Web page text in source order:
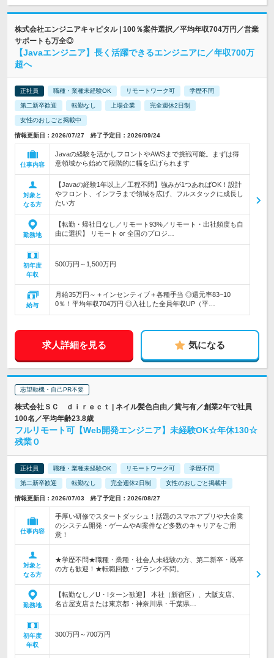
株式会社エンジニアキャピタル | 100％案件選択／平均年収704万円／営業
サポートも万全◎
【Javaエンジニア】長く活躍できるエンジニアに／年収700万
超へ
正社員 職種・業種未経験OK リモートワーク可 学歴不問
第二新卒歓迎 転勤なし 上場企業 完全週休2日制
女性のおしごと掲載中
情報更新日：2026/07/27 終了予定日：2026/09/24
仕事内容
Javaの経験を活かしフロントやAWSまで挑戦可能。まずは得
意領域から始めて段階的に幅を広げられます
対象と
なる方
【Javaの経験1年以上／工程不問】強みが1つあればOK！設計
やフロント、インフラまで領域を広げ、フルスタックに成長し
たい方
勤務地
【転勤・帰社日なし／リモート93%／リモート・出社頻度も自
由に選択】 リモート or 全国のプロジ…
初年度
年収
500万円～1,500万円
給与
月給35万円～＋インセンティブ＋各種手当 ◎還元率83~10
0％！平均年収704万円 ◎入社した全員年収UP（平…
求人詳細を見る 気になる
志望動機・自己PR不要
株式会社ＳＣ ｄｉｒｅｃｔ | ネイル髪色自由／賞与有／創業2年で社員
100名／平均年齢23.8歳
フルリモート可【Web開発エンジニア】未経験OK☆年休130☆
残業０
正社員 職種・業種未経験OK リモートワーク可 学歴不問
第二新卒歓迎 転勤なし 完全週休2日制 女性のおしごと掲載中
情報更新日：2026/07/03 終了予定日：2026/08/27
仕事内容
手厚い研修でスタートダッシュ！話題のスマホアプリや大企業
のシステム開発・ゲームやAI案件など多数のキャリアをご用
意！
対象と
なる方
★学歴不問★職種・業種・社会人未経験の方、第二新卒・既卒
の方も歓迎！★転職回数・ブランク不問。
勤務地
【転勤なし／U・Iターン歓迎】 本社（新宿区）、大阪支店、
名古屋支店または東京都・神奈川県・千葉県…
初年度
年収
300万円～700万円